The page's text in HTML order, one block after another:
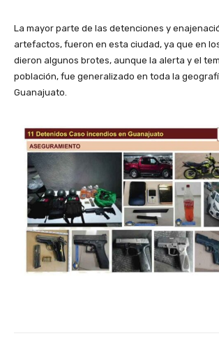
La mayor parte de las detenciones y
artefactos, fueron en esta ciudad, ya que en
dieron algunos brotes, aunque la alerta y el
población, fue generalizado en toda la
Guanajuato.